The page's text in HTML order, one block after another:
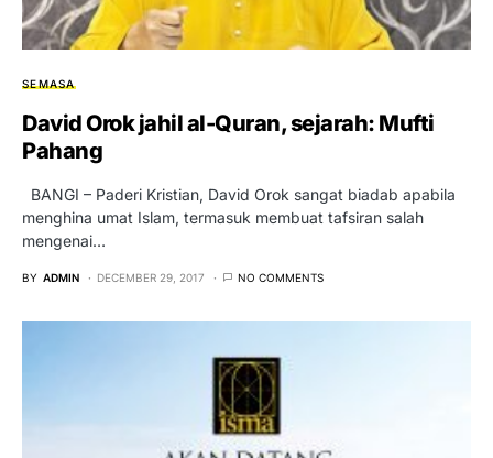
SEMASA
David Orok jahil al-Quran, sejarah: Mufti
Pahang
BANGI – Paderi Kristian, David Orok sangat biadab apabila
menghina umat Islam, termasuk membuat tafsiran salah
mengenai…
BY ADMIN DECEMBER 29, 2017 NO COMMENTS